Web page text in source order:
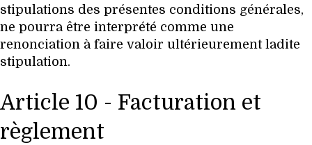
stipulations des présentes conditions générales,
ne pourra être interprété comme une
renonciation à faire valoir ultérieurement ladite
stipulation.
Article 10 - Facturation et
règlement